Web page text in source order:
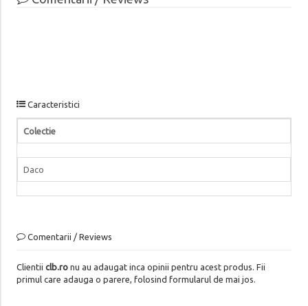
Caracteristici
Colectie
Daco
Comentarii / Reviews
Clientii clb.ronu au adaugat inca opinii pentru acest produs. Fii
primul care adauga o parere, folosind formularul de mai jos.